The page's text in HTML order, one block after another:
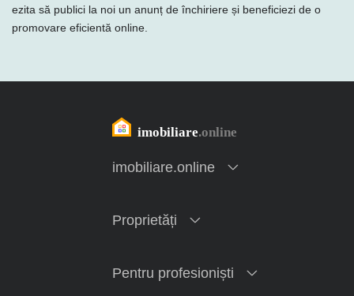
ezita să publici la noi un anunț de închiriere și beneficiezi de o
promovare eficientă online.
imobiliare.online
Proprietăți
Pentru profesioniști